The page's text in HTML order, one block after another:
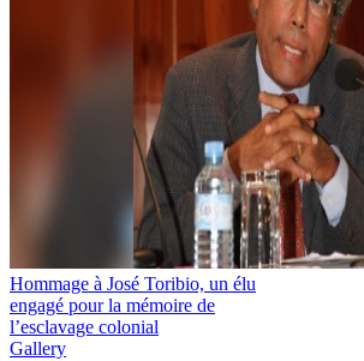
Hommage à José Toribio, un élu
engagé pour la mémoire de
l’esclavage colonial
Gallery